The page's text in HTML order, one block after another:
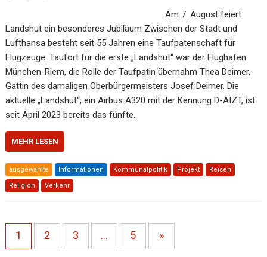
Am 7. August feiert
Landshut ein besonderes Jubiläum Zwischen der Stadt und
Lufthansa besteht seit 55 Jahren eine Taufpatenschaft für
Flugzeuge. Taufort für die erste „Landshut“ war der Flughafen
München-Riem, die Rolle der Taufpatin übernahm Thea Deimer,
Gattin des damaligen Oberbürgermeisters Josef Deimer. Die
aktuelle „Landshut“, ein Airbus A320 mit der Kennung D-AIZT, ist
seit April 2023 bereits das fünfte…
MEHR LESEN
ausgewählte Informationen Kommunalpolitik Projekt Reisen
Religion Verkehr
1 2 3 … 5 »